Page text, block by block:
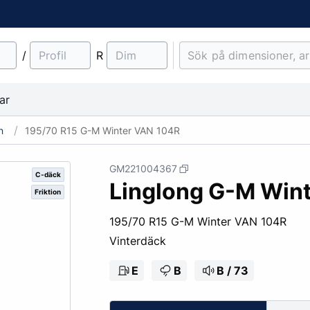
/ R
Lantbruk
Entreprenad & Maskiner
Lastbilsfälgar
O-ringar
Fälgtillbehör
Pinnbultar
Fälgskydd
Bult & Mutter
195/70 R15 G-M Winter VAN 104R
C-däck
Friktion
GM221004367
Linglong G-M
195/70 R15 G-M Winter VAN 104R
Vinterdäck
E B B / 73